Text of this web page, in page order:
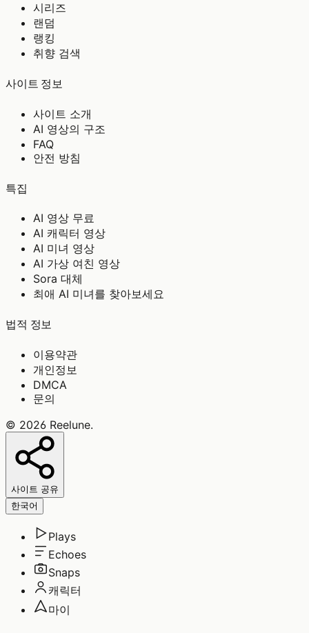
시리즈
랜덤
랭킹
취향 검색
사이트 정보
사이트 소개
AI 영상의 구조
FAQ
안전 방침
특집
AI 영상 무료
AI 캐릭터 영상
AI 미녀 영상
AI 가상 여친 영상
Sora 대체
최애 AI 미녀를 찾아보세요
법적 정보
이용약관
개인정보
DMCA
문의
© 2026 Reelune.
사이트 공유
한국어
Plays
Echoes
Snaps
캐릭터
마이